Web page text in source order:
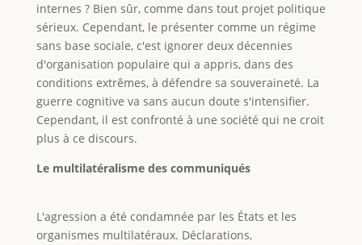
internes ? Bien sûr, comme dans tout projet politique
sérieux. Cependant, le présenter comme un régime
sans base sociale, c'est ignorer deux décennies
d'organisation populaire qui a appris, dans des
conditions extrêmes, à défendre sa souveraineté. La
guerre cognitive va sans aucun doute s'intensifier.
Cependant, il est confronté à une société qui ne croit
plus à ce discours.
Le multilatéralisme des communiqués
L'agression a été condamnée par les États et les
organismes multilatéraux. Déclarations,